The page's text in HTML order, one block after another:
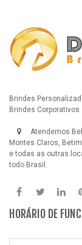
Brindes
Brindes Corporativos
Atendemos
Montes Claros,
e todas as outras
todo Brasil.
HORÁRIO DE